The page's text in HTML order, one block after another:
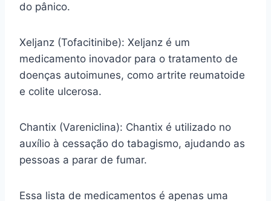
do pânico.
Xeljanz (Tofacitinibe): Xeljanz é um
medicamento inovador para o tratamento de
doenças autoimunes, como artrite reumatoide
e colite ulcerosa.
Chantix (Vareniclina): Chantix é utilizado no
auxílio à cessação do tabagismo, ajudando as
pessoas a parar de fumar.
Essa lista de medicamentos é apenas uma